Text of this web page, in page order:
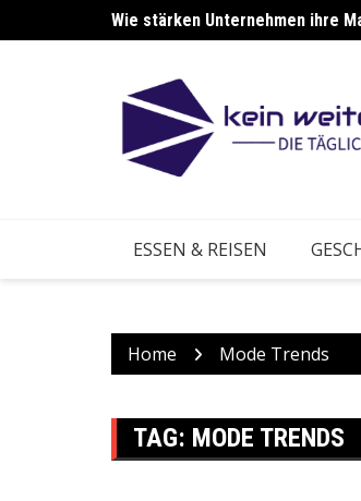
to
Wie stärken Unternehmen ihre
Wie stärken Betriebe ihre
ESSEN & REISEN
Home Mode Trends
TAG: MODE TRENDS